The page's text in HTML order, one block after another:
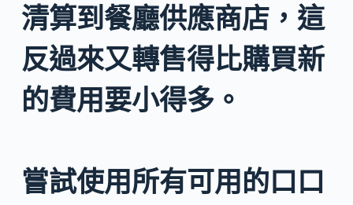
清算到餐廳供應商店，這
反過來又轉售得比購買新
的費用要小得多。
嘗試使用所有可用的口口